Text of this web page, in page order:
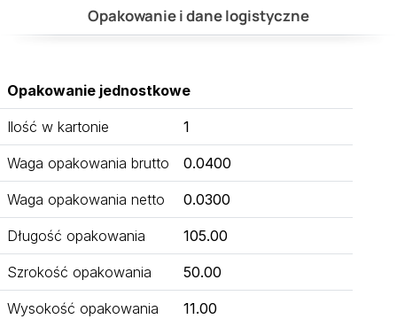
Opakowanie i dane logistyczne
Opakowanie jednostkowe
Ilość w kartonie 1
Waga opakowania brutto 0.0400
Waga opakowania netto 0.0300
Długość opakowania 105.00
Szrokość opakowania 50.00
Wysokość opakowania 11.00